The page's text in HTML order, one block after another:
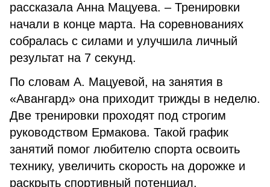
рассказала Анна Мацуева. – Тренировки
начали в конце марта. На соревнованиях
собралась с силами и улучшила личный
результат на 7 секунд.
По словам А. Мацуевой, на занятия в
«Авангард» она приходит трижды в неделю.
Две тренировки проходят под строгим
руководством Ермакова. Такой график
занятий помог любителю спорта освоить
технику, увеличить скорость на дорожке и
раскрыть спортивный потенциал.